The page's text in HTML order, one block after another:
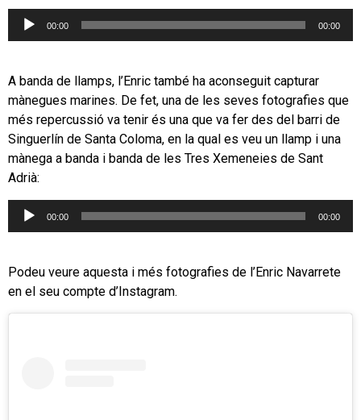
Reproductor
00:00 00:00
A banda de llamps, l’Enric també ha aconseguit capturar
mànegues marines. De fet, una de les seves fotografies que
més repercussió va tenir és una que va fer des del barri de
Singuerlín de Santa Coloma, en la qual es veu un llamp i una
mànega a banda i banda de les Tres Xemeneies de Sant
Adrià:
Reproductor
00:00 00:00
Podeu veure aquesta i més fotografies de l’Enric Navarrete
en el seu compte d’Instagram.